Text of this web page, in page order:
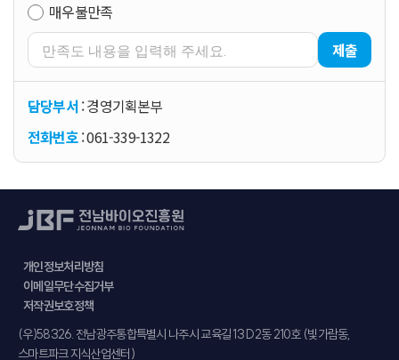
매우불만족
제출
담당부서: 경영기획본부
전화번호: 061-339-1322
개인정보처리방침
이메일무단수집거부
저작권보호정책
주소
(우)58326. 전남광주통합특별시 나주시 교육길 13 D2동 210호 (빛가람동,
스마트파크 지식산업센터)